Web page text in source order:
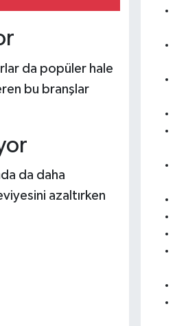
da popüler hale
bu branşlar
da daha
azaltırken